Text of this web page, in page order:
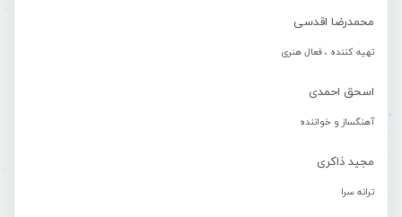
محمدرضا اقدسی
تهیه کننده ، فعال هنری
اسحق احمدی
آهنگساز و خواننده
مجید ذاکری
ترانه سرا